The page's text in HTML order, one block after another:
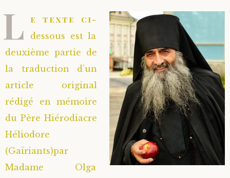
L e texte ci-
dessous est la
deuxième partie de
la traduction d’un
article original
rédigé en mémoire
du Père Hiérodiacre
Héliodore
(Gaïriants)par
Madame Olga